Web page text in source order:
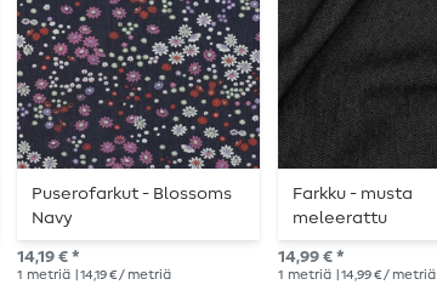
Puserofarkut - Blossoms
Navy
14,19 € *
1 metriä | 14,19 € / metriä
Farkku - musta
meleerattu
14,99 € *
1 metriä | 14,99 € / metriä